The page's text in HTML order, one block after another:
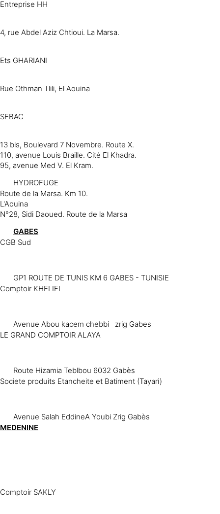
Entreprise HH
4, rue Abdel Aziz Chtioui. La Marsa.
Ets GHARIANI
Rue Othman Tlili, El Aouina
SEBAC
13 bis, Boulevard 7 Novembre. Route X.
110, avenue Louis Braille. Cité El Khadra.
95, avenue Med V. El Kram.
HYDROFUGE
Route de la Marsa. Km 10.
L'Aouina
N°28, Sidi Daoued. Route de la Marsa
GABES
CGB Sud
GP1 ROUTE DE TUNIS KM 6 GABES - TUNISIE
Comptoir KHELIFI
Avenue Abou kacem chebbi zrig Gabes
LE GRAND COMPTOIR ALAYA
Route Hizamia Teblbou 6032 Gabès
Societe produits Etancheite et Batiment (Tayari)
Avenue Salah EddineA Youbi Zrig Gabès
MEDENINE
Comptoir SAKLY